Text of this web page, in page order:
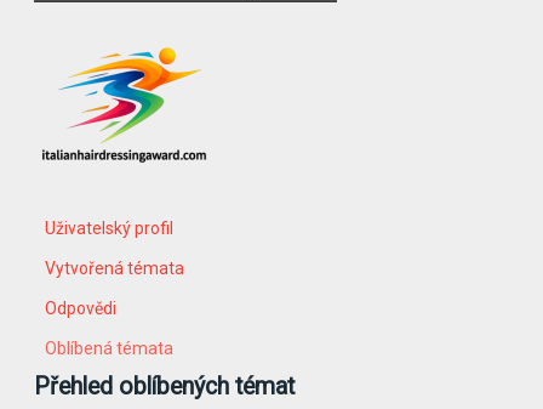
Uživatelský profil
Vytvořená témata
Odpovědi
Oblíbená témata
Přehled oblíbených témat